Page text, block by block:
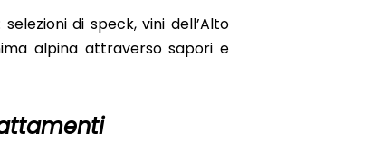
selezioni di speck, vini dell’Alto
alpina attraverso sapori e